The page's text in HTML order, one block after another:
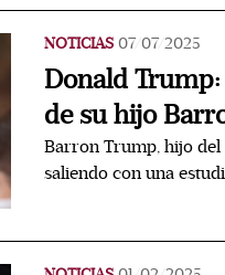
NOTICIAS 07/07/2025
Donald
de su hijo
Barron Trump, hijo del
saliendo con una